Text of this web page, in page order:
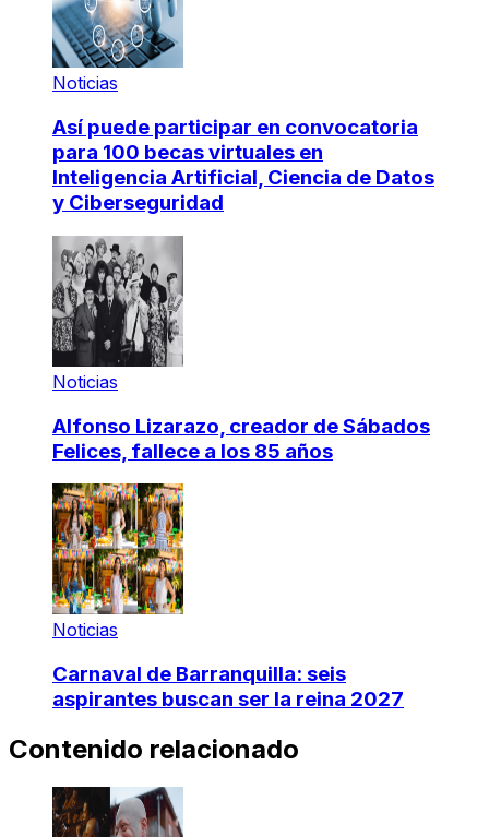
Noticias
Así puede participar en convocatoria
para 100 becas virtuales en
Inteligencia Artificial, Ciencia de Datos
y Ciberseguridad
Noticias
Alfonso Lizarazo, creador de Sábados
Felices, fallece a los 85 años
Noticias
Carnaval de Barranquilla: seis
aspirantes buscan ser la reina 2027
Contenido relacionado